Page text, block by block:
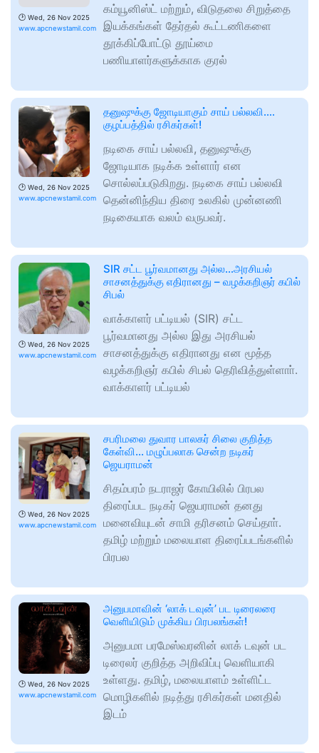
🕑 Wed, 26 Nov 2025
www.apcnewstamil.com
கம்யூனிஸ்ட் மற்றும், விடுதலை சிறுத்தை
இயக்கங்கள் தேர்தல் கூட்டணிகளை
தூக்கிப்போட்டு தூய்மை
பணியாளர்களுக்காக குரல்
🕑 Wed, 26 Nov 2025
www.apcnewstamil.com
தனுஷுக்கு ஜோடியாகும் சாய் பல்லவி….
குழப்பத்தில் ரசிகர்கள்!
நடிகை சாய் பல்லவி, தனுஷுக்கு
ஜோடியாக நடிக்க உள்ளார் என
சொல்லப்படுகிறது. நடிகை சாய் பல்லவி
தென்னிந்திய திரை உலகில் முன்னணி
நடிகையாக வலம் வருபவர்.
🕑 Wed, 26 Nov 2025
www.apcnewstamil.com
SIR சட்ட பூர்வமானது அல்ல…அரசியல்
சாசனத்துக்கு எதிரானது – வழக்கறிஞர் கபில்
சிபல்
வாக்காளர் பட்டியல் (SIR) சட்ட
பூர்வமானது அல்ல இது அரசியல்
சாசனத்துக்கு எதிரானது என மூத்த
வழக்கறிஞர் கபில் சிபல் தெரிவித்துள்ளாா்.
வாக்காளர் பட்டியல்
🕑 Wed, 26 Nov 2025
www.apcnewstamil.com
சபரிமலை துவார பாலகர் சிலை குறித்த
கேள்வி… மழுப்பலாக சென்ற நடிகர்
ஜெயராமன்
சிதம்பரம் நடராஜர் கோயிலில் பிரபல
திரைப்பட நடிகர் ஜெயராமன் தனது
மனைவியுடன் சாமி தரிசனம் செய்தாா்.
தமிழ் மற்றும் மலையாள திரைப்படங்களில்
பிரபல
🕑 Wed, 26 Nov 2025
www.apcnewstamil.com
அனுபமாவின் ‘லாக் டவுன்’ பட டிரைலரை
வெளியிடும் முக்கிய பிரபலங்கள்!
அனுபமா பரமேஸ்வரனின் லாக் டவுன் பட
டிரைலர் குறித்த அறிவிப்பு வெளியாகி
உள்ளது. தமிழ், மலையாளம் உள்ளிட்ட
மொழிகளில் நடித்து ரசிகர்கள் மனதில்
இடம்